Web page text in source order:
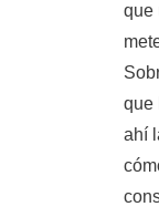
que
que
ahí